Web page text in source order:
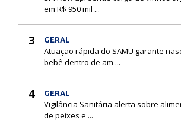
em R$ 950 mil ...
3 GERAL
Atuação rápida do SAMU garante
bebê dentro de am ...
4 GERAL
Vigilância Sanitária alerta sobre
de peixes e ...